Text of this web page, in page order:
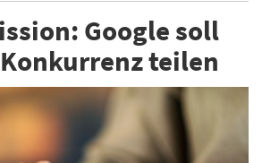
Google soll
teilen